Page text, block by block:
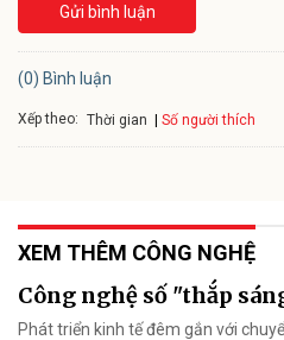
Gửi bình luận
(0) Bình luận
Xếp theo: Thời gian Số người thích
XEM THÊM CÔNG NGHỆ
Công nghệ số "thắp
Phát triển kinh tế đêm gắn với